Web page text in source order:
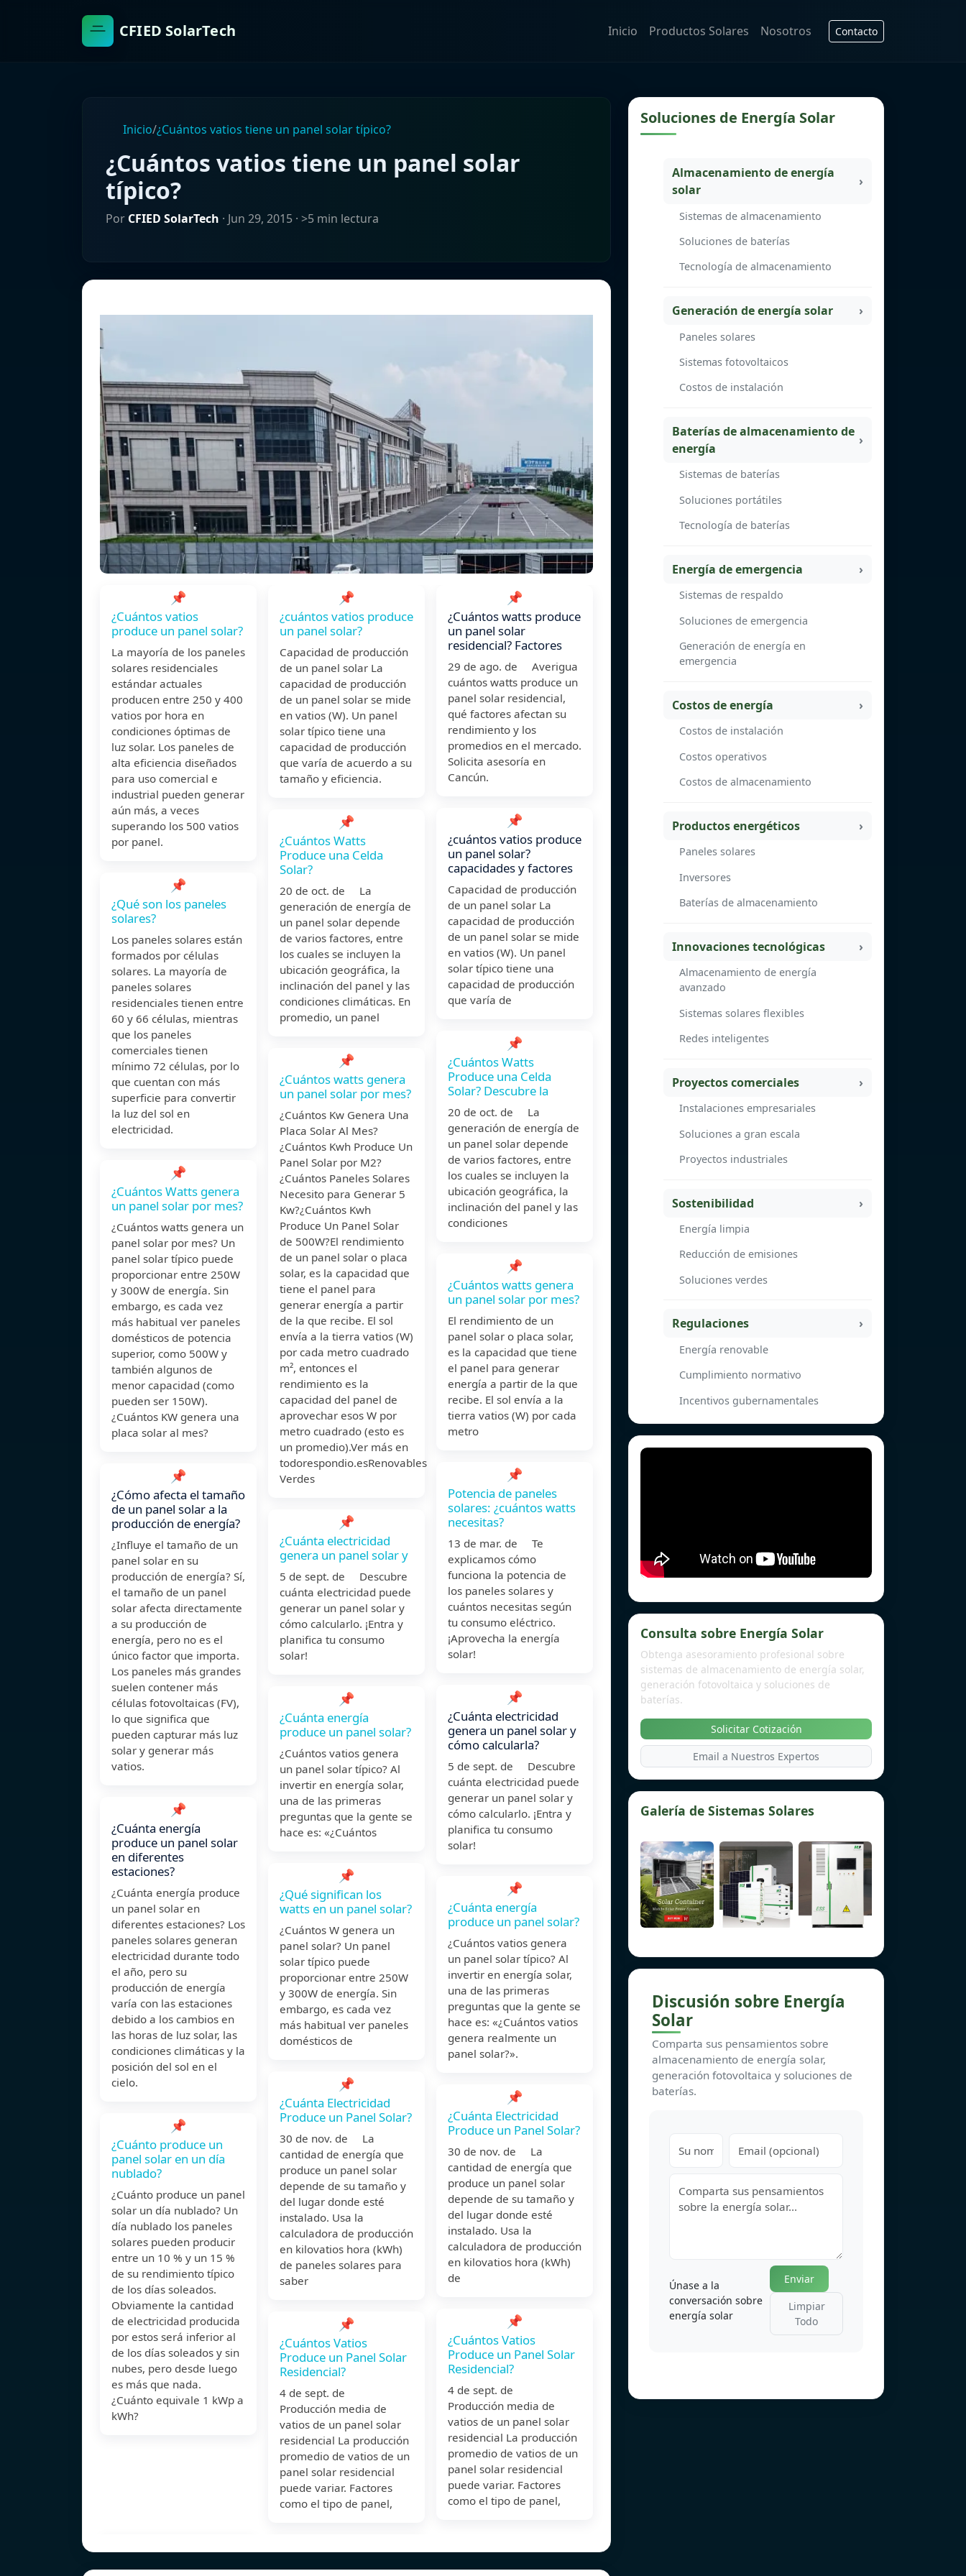
CFIED SolarTech Inicio Productos Solares Nosotros Contacto
Inicio/¿Cuántos vatios tiene un panel solar típico?
¿Cuántos vatios tiene un panel solar
típico?
Por CFIED SolarTech · Jun 29, 2015 · >5 min lectura
📌
¿Cuántos vatios
produce un panel solar?
La mayoría de los paneles
solares residenciales
estándar actuales
producen entre 250 y 400
vatios por hora en
condiciones óptimas de
luz solar. Los paneles de
alta eficiencia diseñados
para uso comercial e
industrial pueden generar
aún más, a veces
superando los 500 vatios
por panel.
📌
¿Qué son los paneles
solares?
Los paneles solares están
formados por células
solares. La mayoría de
paneles solares
residenciales tienen entre
60 y 66 células, mientras
que los paneles
comerciales tienen
mínimo 72 células, por lo
que cuentan con más
superficie para convertir
la luz del sol en
electricidad.
📌
¿Cuántos Watts genera
un panel solar por mes?
¿Cuántos watts genera un
panel solar por mes? Un
panel solar típico puede
proporcionar entre 250W
y 300W de energía. Sin
embargo, es cada vez
más habitual ver paneles
domésticos de potencia
superior, como 500W y
también algunos de
menor capacidad (como
pueden ser 150W).
¿Cuántos KW genera una
placa solar al mes?
📌
¿Cómo afecta el tamaño
de un panel solar a la
producción de energía?
¿Influye el tamaño de un
panel solar en su
producción de energía? Sí,
el tamaño de un panel
solar afecta directamente
a su producción de
energía, pero no es el
único factor que importa.
Los paneles más grandes
suelen contener más
células fotovoltaicas (FV),
lo que significa que
pueden capturar más luz
solar y generar más
vatios.
📌
¿Cuánta energía
produce un panel solar
en diferentes
estaciones?
¿Cuánta energía produce
un panel solar en
diferentes estaciones? Los
paneles solares generan
electricidad durante todo
el año, pero su
producción de energía
varía con las estaciones
debido a los cambios en
las horas de luz solar, las
condiciones climáticas y la
posición del sol en el
cielo.
📌
¿Cuánto produce un
panel solar en un día
nublado?
¿Cuánto produce un panel
solar un día nublado? Un
día nublado los paneles
solares pueden producir
entre un 10 % y un 15 %
de su rendimiento típico
de los días soleados.
Obviamente la cantidad
de electricidad producida
por estos será inferior al
de los días soleados y sin
nubes, pero desde luego
es más que nada.
¿Cuánto equivale 1 kWp a
kWh?
📌
¿cuántos vatios produce
un panel solar?
Capacidad de producción
de un panel solar La
capacidad de producción
de un panel solar se mide
en vatios (W). Un panel
solar típico tiene una
capacidad de producción
que varía de acuerdo a su
tamaño y eficiencia.
📌
¿Cuántos Watts
Produce una Celda
Solar?
20 de oct. de La
generación de energía de
un panel solar depende
de varios factores, entre
los cuales se incluyen la
ubicación geográfica, la
inclinación del panel y las
condiciones climáticas. En
promedio, un panel
📌
¿Cuántos watts genera
un panel solar por mes?
¿Cuántos Kw Genera Una
Placa Solar Al Mes?
¿Cuántos Kwh Produce Un
Panel Solar por M2?
¿Cuántos Paneles Solares
Necesito para Generar 5
Kw?¿Cuántos Kwh
Produce Un Panel Solar
de 500W?El rendimiento
de un panel solar o placa
solar, es la capacidad que
tiene el panel para
generar energía a partir
de la que recibe. El sol
envía a la tierra vatios (W)
por cada metro cuadrado
m², entonces el
rendimiento es la
capacidad del panel de
aprovechar esos W por
metro cuadrado (esto es
un promedio).Ver más en
todorespondio.esRenovables
Verdes
📌
¿Cuánta electricidad
genera un panel solar y
5 de sept. de Descubre
cuánta electricidad puede
generar un panel solar y
cómo calcularlo. ¡Entra y
planifica tu consumo
solar!
📌
¿Cuánta energía
produce un panel solar?
¿Cuántos vatios genera
un panel solar típico? Al
invertir en energía solar,
una de las primeras
preguntas que la gente se
hace es: «¿Cuántos
📌
¿Qué significan los
watts en un panel solar?
¿Cuántos W genera un
panel solar? Un panel
solar típico puede
proporcionar entre 250W
y 300W de energía. Sin
embargo, es cada vez
más habitual ver paneles
domésticos de
📌
¿Cuánta Electricidad
Produce un Panel Solar?
30 de nov. de La
cantidad de energía que
produce un panel solar
depende de su tamaño y
del lugar donde esté
instalado. Usa la
calculadora de producción
en kilovatios hora (kWh)
de paneles solares para
saber
📌
¿Cuántos Vatios
Produce un Panel Solar
Residencial?
4 de sept. de
Producción media de
vatios de un panel solar
residencial La producción
promedio de vatios de un
panel solar residencial
puede variar. Factores
como el tipo de panel,
📌
¿Cuántos watts produce
un panel solar
residencial? Factores
29 de ago. de Averigua
cuántos watts produce un
panel solar residencial,
qué factores afectan su
rendimiento y los
promedios en el mercado.
Solicita asesoría en
Cancún.
📌
¿cuántos vatios produce
un panel solar?
capacidades y factores
Capacidad de producción
de un panel solar La
capacidad de producción
de un panel solar se mide
en vatios (W). Un panel
solar típico tiene una
capacidad de producción
que varía de
📌
¿Cuántos Watts
Produce una Celda
Solar? Descubre la
20 de oct. de La
generación de energía de
un panel solar depende
de varios factores, entre
los cuales se incluyen la
ubicación geográfica, la
inclinación del panel y las
condiciones
📌
¿Cuántos watts genera
un panel solar por mes?
El rendimiento de un
panel solar o placa solar,
es la capacidad que tiene
el panel para generar
energía a partir de la que
recibe. El sol envía a la
tierra vatios (W) por cada
metro
📌
Potencia de paneles
solares: ¿cuántos watts
necesitas?
13 de mar. de Te
explicamos cómo
funciona la potencia de
los paneles solares y
cuántos necesitas según
tu consumo eléctrico.
¡Aprovecha la energía
solar!
📌
¿Cuánta electricidad
genera un panel solar y
cómo calcularla?
5 de sept. de Descubre
cuánta electricidad puede
generar un panel solar y
cómo calcularlo. ¡Entra y
planifica tu consumo
solar!
📌
¿Cuánta energía
produce un panel solar?
¿Cuántos vatios genera
un panel solar típico? Al
invertir en energía solar,
una de las primeras
preguntas que la gente se
hace es: «¿Cuántos vatios
genera realmente un
panel solar?».
📌
¿Cuánta Electricidad
Produce un Panel Solar?
30 de nov. de La
cantidad de energía que
produce un panel solar
depende de su tamaño y
del lugar donde esté
instalado. Usa la
calculadora de producción
en kilovatios hora (kWh)
de
📌
¿Cuántos Vatios
Produce un Panel Solar
Residencial?
4 de sept. de
Producción media de
vatios de un panel solar
residencial La producción
promedio de vatios de un
panel solar residencial
puede variar. Factores
como el tipo de panel,
Soluciones de Energía Solar
Almacenamiento de energía
solar
Sistemas de almacenamiento
Soluciones de baterías
Tecnología de almacenamiento
Generación de energía solar
Paneles solares
Sistemas fotovoltaicos
Costos de instalación
Baterías de almacenamiento de
energía
Sistemas de baterías
Soluciones portátiles
Tecnología de baterías
Energía de emergencia
Sistemas de respaldo
Soluciones de emergencia
Generación de energía en
emergencia
Costos de energía
Costos de instalación
Costos operativos
Costos de almacenamiento
Productos energéticos
Paneles solares
Inversores
Baterías de almacenamiento
Innovaciones tecnológicas
Almacenamiento de energía
avanzado
Sistemas solares flexibles
Redes inteligentes
Proyectos comerciales
Instalaciones empresariales
Soluciones a gran escala
Proyectos industriales
Sostenibilidad
Energía limpia
Reducción de emisiones
Soluciones verdes
Regulaciones
Energía renovable
Cumplimiento normativo
Incentivos gubernamentales
Consulta sobre Energía Solar
Obtenga asesoramiento profesional sobre
sistemas de almacenamiento de energía solar,
generación fotovoltaica y soluciones de
baterías.
Solicitar Cotización
Email a Nuestros Expertos
Galería de Sistemas Solares
Discusión sobre Energía
Solar
Comparta sus pensamientos sobre
almacenamiento de energía solar,
generación fotovoltaica y soluciones de
baterías.
Únase a la
conversación sobre
energía solar
Enviar
Limpiar
Todo